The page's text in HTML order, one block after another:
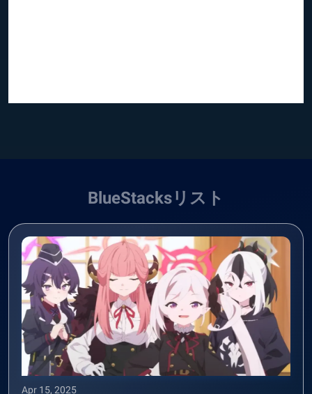
BlueStacksリスト
Apr 15, 2025